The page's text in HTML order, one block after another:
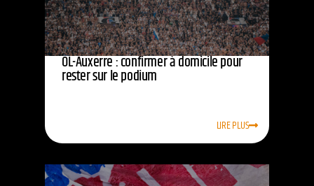
OL-Auxerre : confirmer à domicile pour
rester sur le podium
LIRE PLUS